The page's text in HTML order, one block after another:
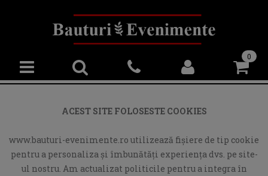
0
ACEST SITE FOLOSESTE COOKIES
www.bauturi-evenimente.ro utilizează fişiere de tip cookie
pentru a personaliza și îmbunătăți experiența dvs. pe site-
ul nostru. Am actualizat politicile pentru a integra în